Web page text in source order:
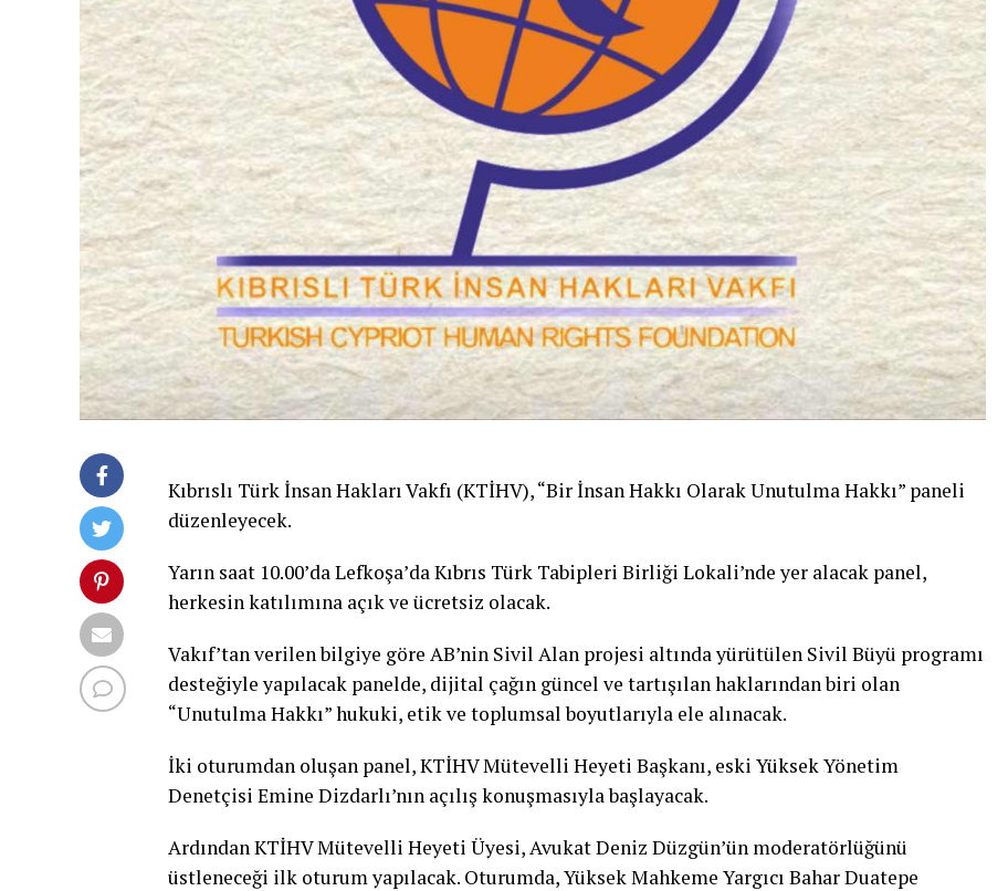
Kıbrıslı Türk İnsan Hakları Vakfı (KTİHV), “Bir İnsan Hakkı Olarak Unutulma Hakkı” paneli
düzenleyecek.
Yarın saat 10.00’da Lefkoşa’da Kıbrıs Türk Tabipleri Birliği Lokali’nde yer alacak panel,
herkesin katılımına açık ve ücretsiz olacak.
Vakıf’tan verilen bilgiye göre AB’nin Sivil Alan projesi altında yürütülen Sivil Büyü programı
desteğiyle yapılacak panelde, dijital çağın güncel ve tartışılan haklarından biri olan
“Unutulma Hakkı” hukuki, etik ve toplumsal boyutlarıyla ele alınacak.
İki oturumdan oluşan panel, KTİHV Mütevelli Heyeti Başkanı, eski Yüksek Yönetim
Denetçisi Emine Dizdarlı’nın açılış konuşmasıyla başlayacak.
Ardından KTİHV Mütevelli Heyeti Üyesi, Avukat Deniz Düzgün’ün moderatörlüğünü
üstleneceği ilk oturum yapılacak. Oturumda, Yüksek Mahkeme Yargıcı Bahar Duatepe